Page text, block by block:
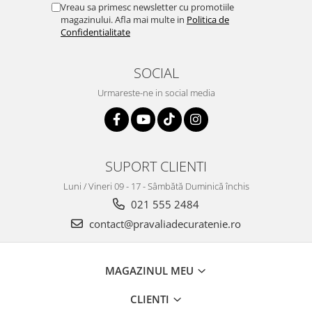
Vreau sa primesc newsletter cu promotiile
magazinului. Afla mai multe in Politica de
Confidentialitate
SOCIAL
Urmareste-ne in social media
SUPORT CLIENTI
Luni / Vineri 09 - 17 - Sâmbătă Duminică închis
021 555 2484
contact@pravaliadecuratenie.ro
MAGAZINUL MEU
CLIENTI